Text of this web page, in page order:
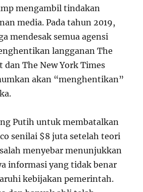
mengambil tindakan
media. Pada tahun 2019,
mendesak semua agensi
langganan The
dan The New York Times
akan “menghentikan”
Putih untuk membatalkan
senilai $8 juta setelah teori
menyebar menunjukkan
informasi yang tidak benar
kebijakan pemerintah.